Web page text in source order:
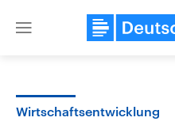
Close
Wirtschaftsentwicklung